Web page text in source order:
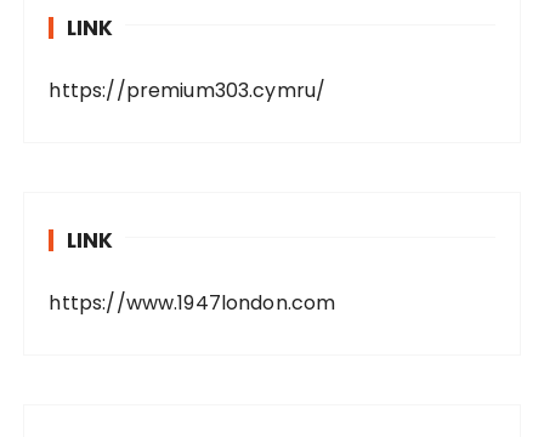
LINK
https://premium303.cymru/
LINK
https://www.1947london.com